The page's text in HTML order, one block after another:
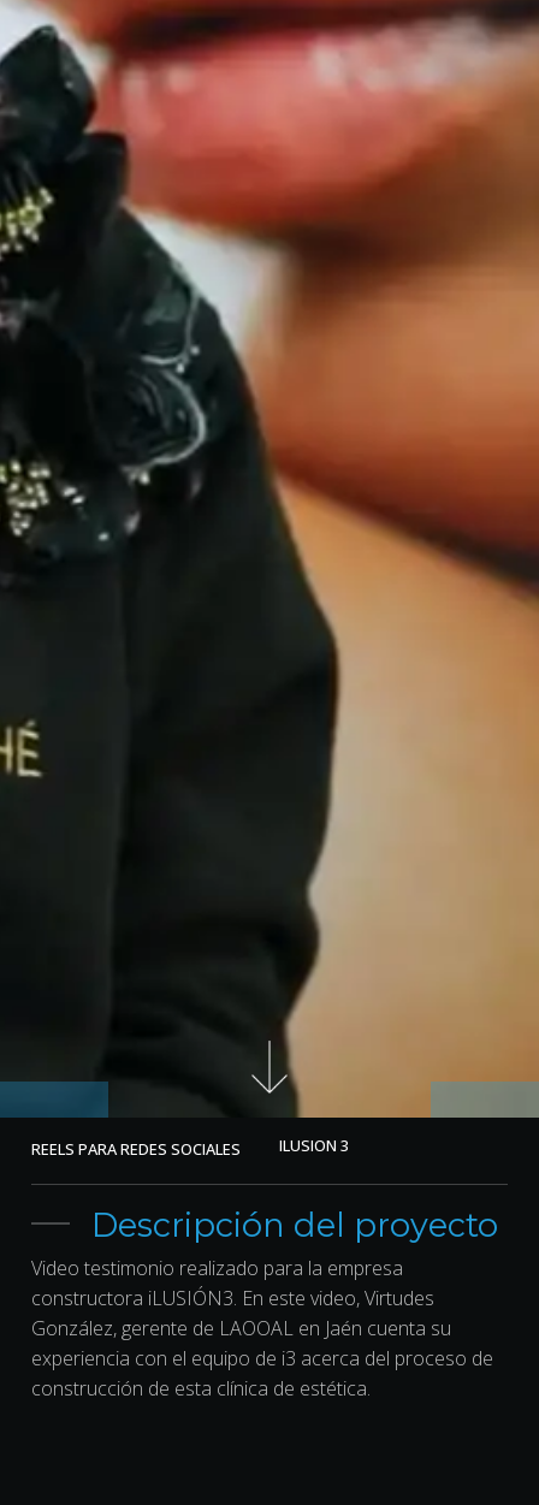
REELS PARA REDES SOCIALES ILUSION 3
Descripción del proyecto
Video testimonio realizado para la empresa
constructora iLUSIÓN3. En este video, Virtudes
González, gerente de LAOOAL en Jaén cuenta su
experiencia con el equipo de i3 acerca del proceso de
construcción de esta clínica de estética.